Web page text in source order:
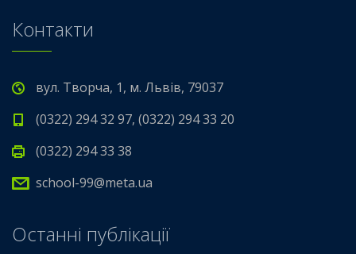
Контакти
вул. Творча, 1, м. Львів, 79037
(0322) 294 32 97, (0322) 294 33 20
(0322) 294 33 38
school-99@meta.ua
Останні публікації